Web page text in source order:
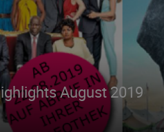
August 2019